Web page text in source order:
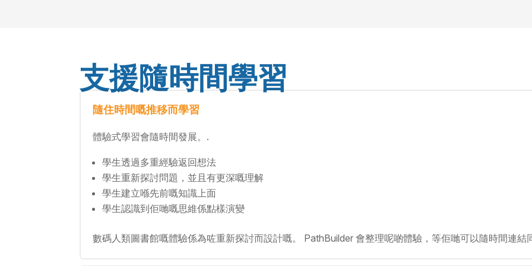
支援隨時間學習
隨住時間嘅推移而學習
體驗式學習會隨時間發展。.
學生透過多重經驗返回想法
學生重新探討問題，並且有更深嘅理解
學生建立喺先前嘅知識上面
學生認識到佢哋嘅思維係點樣演變
數碼人類圖書館嘅體驗係為咗重新探討而設計嘅。 PathBuilder 會整理呢啲體驗，等佢哋可以隨時間連結